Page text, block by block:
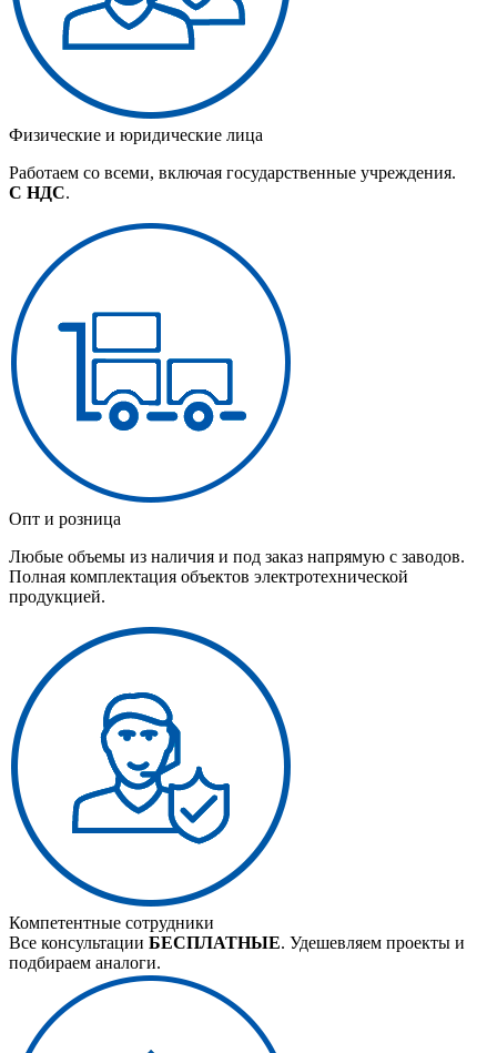
Физические и юридические лица
Работаем со всеми, включая государственные учреждения.
С НДС.
Опт и розница
Любые объемы из наличия и под заказ напрямую с заводов.
Полная комплектация объектов электротехнической
продукцией.
Компетентные сотрудники
Все консультации БЕСПЛАТНЫЕ. Удешевляем проекты и
подбираем аналоги.